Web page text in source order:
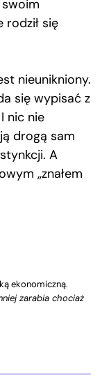
rodził się
nieunikniony.
się wypisać z
nic nie
drogą sam
A
„znałem
ekonomiczną.
zarabia chociaż